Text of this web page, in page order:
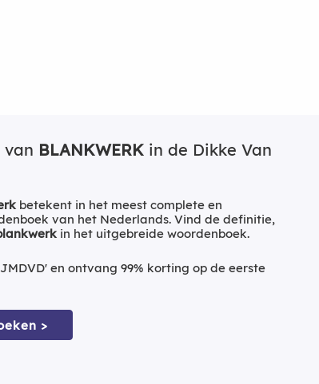
van BLANKWERK in de Dikke Van
betekent in het meest complete en
van het Nederlands. Vind de definitie,
in het uitgebreide woordenboek.
en ontvang 99% korting op de eerste
>